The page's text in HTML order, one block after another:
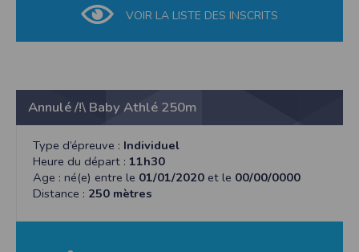
VOIR LA LISTE DES INSCRITS
Annulé /!\ Baby Athlé 250m
Type d’épreuve : Individuel
Heure du départ : 11h30
Age : né(e) entre le 01/01/2020 et le 00/00/0000
Distance : 250 mètres